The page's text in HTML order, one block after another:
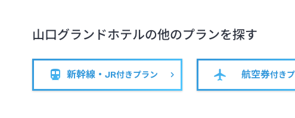
山口グランドホテルの他のプランを探す
新幹線・JR付きプラン 航空券付き